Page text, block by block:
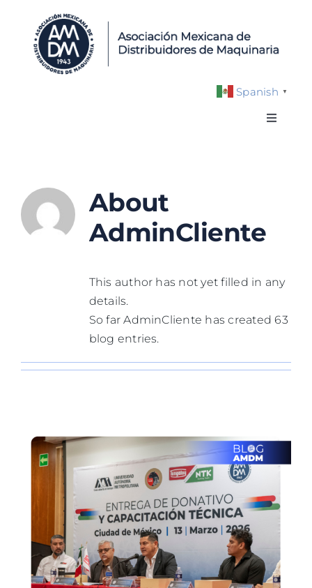
content
Spanish ▼
Toggle
DIRECTORIO About
AdminCliente
This author has not yet filled in any
details.
So far AdminCliente has created 63
blog entries.